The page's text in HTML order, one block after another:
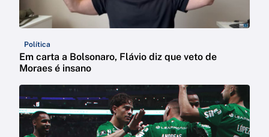
Política
Em carta a Bolsonaro, Flávio diz que veto de
Moraes é insano